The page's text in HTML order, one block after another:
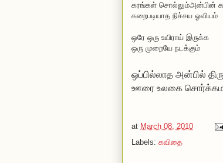
கரங்கள் சொல்லும்அன்பின்
கறைபடியாத நிச்சய ஓவியம்
ஒரே ஒரு உயிராய் இருக்க
ஒரு முறையே நடக்கும்
ஒப்பில்லாத அன்பில்
ஊரை உலகை
at March 08, 2010
Labels: கவிதை